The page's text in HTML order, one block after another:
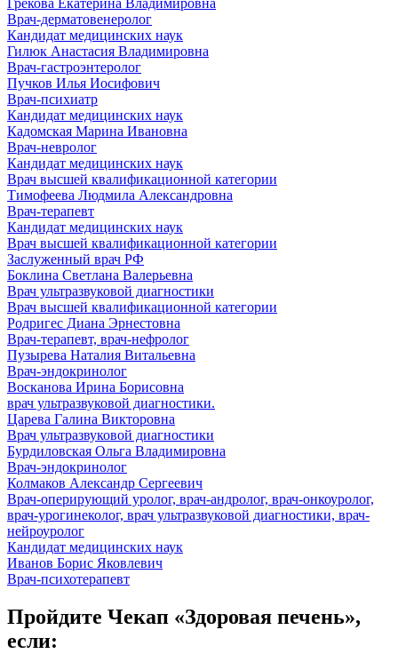
Грекова Екатерина Владимировна
Врач-дерматовенеролог
Кандидат медицинских наук
Гилюк Анастасия Владимировна
Врач-гастроэнтеролог
Пучков Илья Иосифович
Врач-психиатр
Кандидат медицинских наук
Кадомская Марина Ивановна
Врач-невролог
Кандидат медицинских наук
Врач высшей квалификационной категории
Тимофеева Людмила Александровна
Врач-терапевт
Кандидат медицинских наук
Врач высшей квалификационной категории
Заслуженный врач РФ
Боклина Светлана Валерьевна
Врач ультразвуковой диагностики
Врач высшей квалификационной категории
Родригес Диана Эрнестовна
Врач-терапевт, врач-нефролог
Пузырева Наталия Витальевна
Врач-эндокринолог
Восканова Ирина Борисовна
врач ультразвуковой диагностики.
Царева Галина Викторовна
Врач ультразвуковой диагностики
Бурдиловская Ольга Владимировна
Врач-эндокринолог
Колмаков Александр Сергеевич
Врач-оперирующий уролог, врач-андролог, врач-онкоуролог,
врач-урогинеколог, врач ультразвуковой диагностики, врач-
нейроуролог
Кандидат медицинских наук
Иванов Борис Яковлевич
Врач-психотерапевт
Пройдите Чекап «Здоровая печень»,
если: